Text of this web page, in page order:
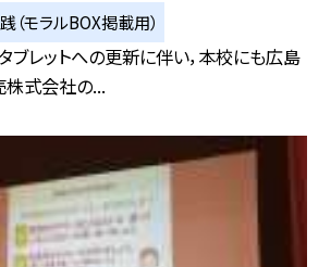
モラルBOX掲載用）
ブレットへの更新に伴い，本校にも広島
式会社の...